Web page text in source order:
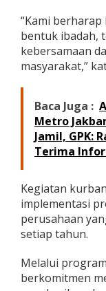
“Kami
bentuk ibadah,
kebersamaan
masyarakat,”
Baca Juga :
Metro
Jamil, GPK:
Terima
Kegiatan
implementasi
perusahaan
setiap tahun.
Melalui
berkomitmen